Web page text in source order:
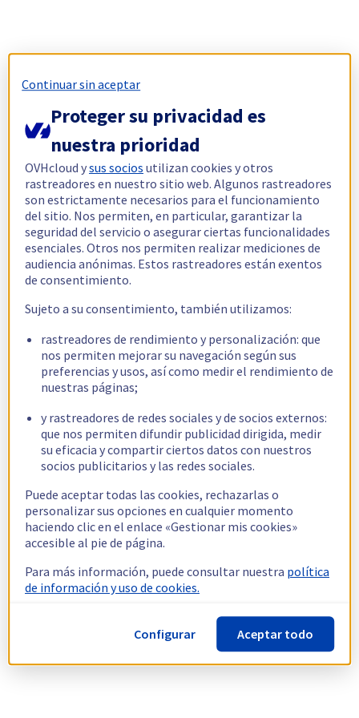
Continuar sin aceptar
Proteger su privacidad es
nuestra prioridad
OVHcloud ysus socios utilizan cookies y otros
rastreadores en nuestro sitio web. Algunos rastreadores
son estrictamente necesarios para el funcionamiento
del sitio. Nos permiten, en particular, garantizar la
seguridad del servicio o asegurar ciertas funcionalidades
esenciales. Otros nos permiten realizar mediciones de
audiencia anónimas. Estos rastreadores están exentos
de consentimiento.
Sujeto a su consentimiento, también utilizamos:
rastreadores de rendimiento y personalización: que
nos permiten mejorar su navegación según sus
preferencias y usos, así como medir el rendimiento de
nuestras páginas;
y rastreadores de redes sociales y de socios externos:
que nos permiten difundir publicidad dirigida, medir
su eficacia y compartir ciertos datos con nuestros
socios publicitarios y las redes sociales.
Puede aceptar todas las cookies, rechazarlas o
personalizar sus opciones en cualquier momento
haciendo clic en el enlace «Gestionar mis cookies»
accesible al pie de página.
Para más información, puede consultar nuestra política
de información y uso de cookies.
Configurar Aceptar todo